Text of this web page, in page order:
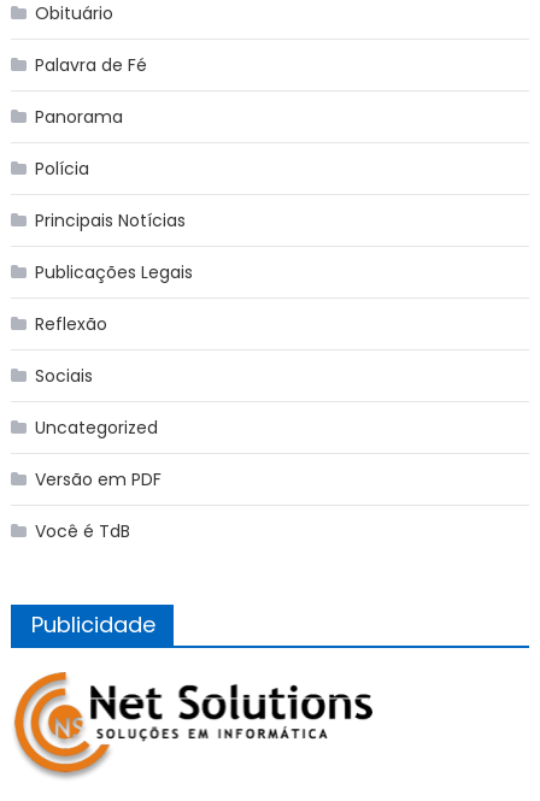
Obituário
Palavra de Fé
Panorama
Polícia
Principais Notícias
Publicações Legais
Reflexão
Sociais
Uncategorized
Versão em PDF
Você é TdB
Publicidade